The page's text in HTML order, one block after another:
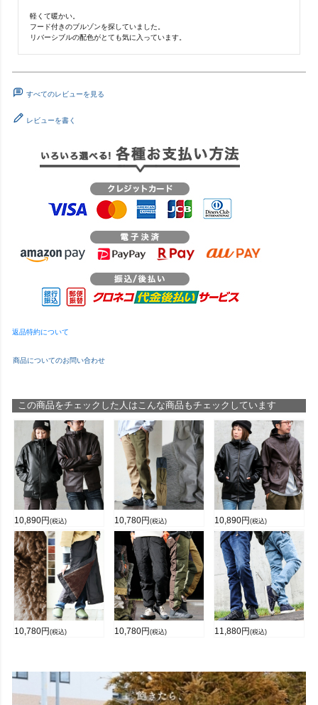
軽くて暖かい。
フード付きのブルゾンを探していました。
リバーシブルの配色がとても気に入っています。
すべてのレビューを見る
レビューを書く
返品特約について
商品についてのお問い合わせ
この商品をチェックした人はこんな商品もチェックしています
10,890円 (税込) 10,780円 (税込) 10,890円 (税込)
10,780円 (税込) 10,780円 (税込) 11,880円 (税込)